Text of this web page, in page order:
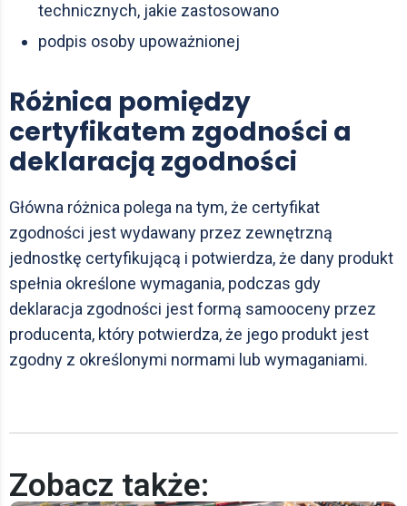
technicznych, jakie zastosowano
podpis osoby upoważnionej
Różnica pomiędzy
certyfikatem zgodności a
deklaracją zgodności
Główna różnica polega na tym, że certyfikat
zgodności jest wydawany przez zewnętrzną
jednostkę certyfikującą i potwierdza, że dany produkt
spełnia określone wymagania, podczas gdy
deklaracja zgodności jest formą samooceny przez
producenta, który potwierdza, że jego produkt jest
zgodny z określonymi normami lub wymaganiami.
Zobacz także: